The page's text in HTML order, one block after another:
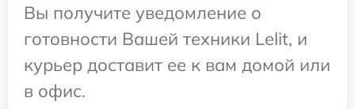
Вы получите уведомление о
готовности Вашей техники Lelit, и
курьер доставит ее к вам домой или
в офис.